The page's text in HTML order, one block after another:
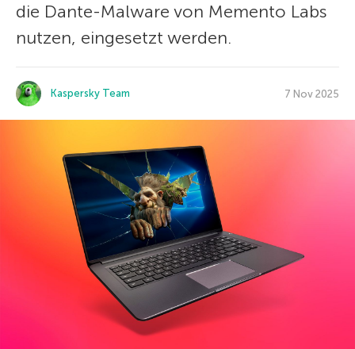
die Dante-Malware von Memento Labs
nutzen, eingesetzt werden.
Kaspersky Team 7 Nov 2025